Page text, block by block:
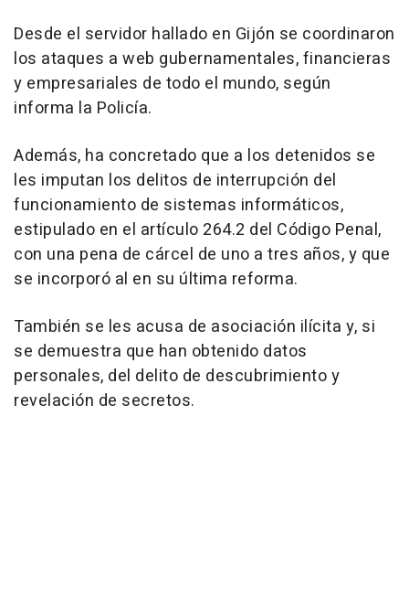
Desde el servidor hallado en Gijón se coordinaron
los ataques a web gubernamentales, financieras
y empresariales de todo el mundo, según
informa la Policía.
Además, ha concretado que a los detenidos se
les imputan los delitos de interrupción del
funcionamiento de sistemas informáticos,
estipulado en el artículo 264.2 del Código Penal,
con una pena de cárcel de uno a tres años, y que
se incorporó al en su última reforma.
También se les acusa de asociación ilícita y, si
se demuestra que han obtenido datos
personales, del delito de descubrimiento y
revelación de secretos.